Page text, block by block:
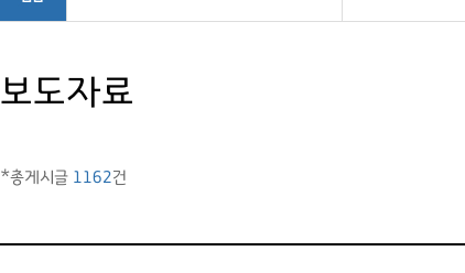
보도자료
*총게시글 1162건